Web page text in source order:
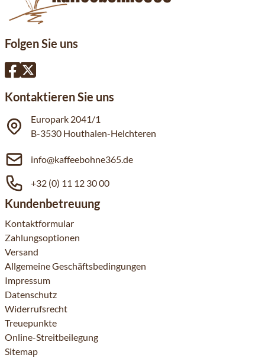
Folgen Sie uns
Kontaktieren Sie uns
Europark 2041/1
B-3530 Houthalen-Helchteren
info@kaffeebohne365.de
+32 (0) 11 12 30 00
Kundenbetreuung
Kontaktformular
Zahlungsoptionen
Versand
Allgemeine Geschäftsbedingungen
Impressum
Datenschutz
Widerrufsrecht
Treuepunkte
Online-Streitbeilegung
Sitemap